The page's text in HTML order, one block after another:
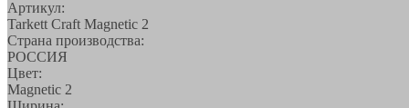
Артикул:
Tarkett Craft Magnetic 2
Страна производства:
РОССИЯ
Цвет:
Magnetic 2